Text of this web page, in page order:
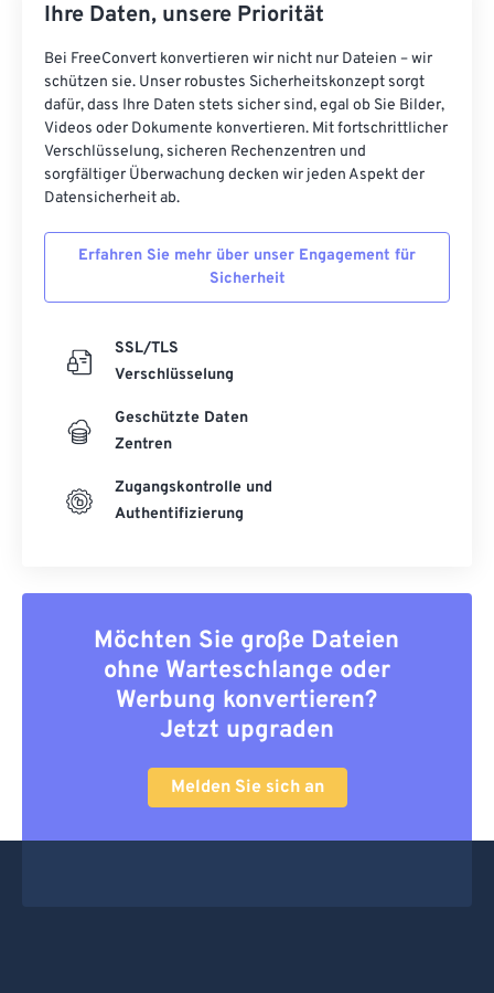
Ihre Daten, unsere Priorität
Bei FreeConvert konvertieren wir nicht nur Dateien – wir
schützen sie. Unser robustes Sicherheitskonzept sorgt
dafür, dass Ihre Daten stets sicher sind, egal ob Sie Bilder,
Videos oder Dokumente konvertieren. Mit fortschrittlicher
Verschlüsselung, sicheren Rechenzentren und
sorgfältiger Überwachung decken wir jeden Aspekt der
Datensicherheit ab.
Erfahren Sie mehr über unser Engagement für
Sicherheit
SSL/TLS
Verschlüsselung
Geschützte Daten
Zentren
Zugangskontrolle und
Authentifizierung
Möchten Sie große Dateien
ohne Warteschlange oder
Werbung konvertieren?
Jetzt upgraden
Melden Sie sich an